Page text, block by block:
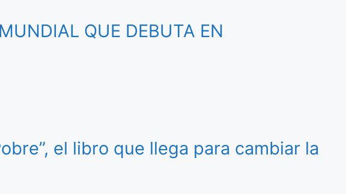
QUE DEBUTA EN
el libro que llega para cambiar la